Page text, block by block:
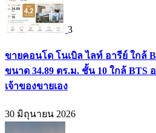
3
ขายคอนโด โนเบิล ไลท์ อารีย์ ใกล้
ขนาด 34.89 ตร.ม. ชั้น 10 ใกล้ BTS อ
เจ้าของขายเอง
30 มิถุนายน 2026